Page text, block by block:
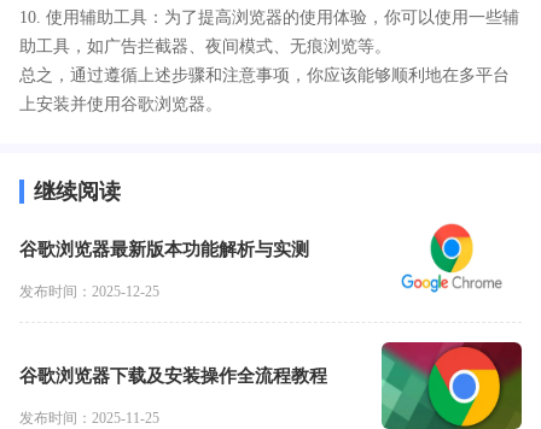
10. 使用辅助工具：为了提高浏览器的使用体验，你可以使用一些辅
助工具，如广告拦截器、夜间模式、无痕浏览等。
总之，通过遵循上述步骤和注意事项，你应该能够顺利地在多平台
上安装并使用谷歌浏览器。
继续阅读
谷歌浏览器最新版本功能解析与实测
发布时间：2025-12-25
谷歌浏览器下载及安装操作全流程教程
发布时间：2025-11-25